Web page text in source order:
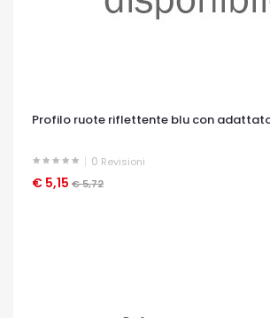
Profilo ruote riflettente blu con
0 Revisioni
€ 5,15 € 5,72
OCCHIATA VELOCE